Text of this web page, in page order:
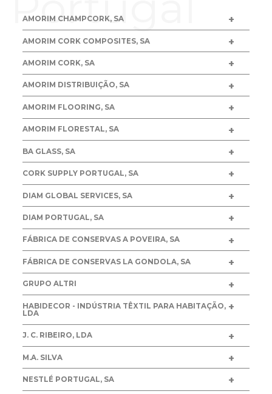
AMORIM CHAMPCORK, SA
AMORIM CORK COMPOSITES, SA
AMORIM CORK, SA
AMORIM DISTRIBUIÇÃO, SA
AMORIM FLOORING, SA
AMORIM FLORESTAL, SA
BA GLASS, SA
CORK SUPPLY PORTUGAL, SA
DIAM GLOBAL SERVICES, SA
DIAM PORTUGAL, SA
FÁBRICA DE CONSERVAS A POVEIRA, SA
FÁBRICA DE CONSERVAS LA GONDOLA, SA
GRUPO ALTRI
HABIDECOR - INDÚSTRIA TÊXTIL PARA HABITAÇÃO,
LDA
J. C. RIBEIRO, LDA
M.A. SILVA
NESTLÉ PORTUGAL, SA